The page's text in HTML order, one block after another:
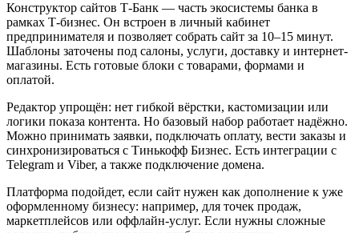
Конструктор сайтов Т-Банк — часть экосистемы банка в
рамках Т-бизнес. Он встроен в личный кабинет
предпринимателя и позволяет собрать сайт за 10–15 минут.
Шаблоны заточены под салоны, услуги, доставку и интернет-
магазины. Есть готовые блоки с товарами, формами и
оплатой.
Редактор упрощён: нет гибкой вёрстки, кастомизации или
логики показа контента. Но базовый набор работает надёжно.
Можно принимать заявки, подключать оплату, вести заказы и
синхронизироваться с Тинькофф Бизнес. Есть интеграции с
Telegram и Viber, а также подключение домена.
Платформа подойдет, если сайт нужен как дополнение к уже
оформленному бизнесу: например, для точек продаж,
маркетплейсов или оффлайн-услуг. Если нужны сложные